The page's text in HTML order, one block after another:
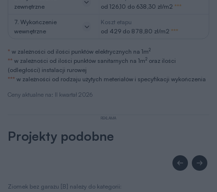
Ceny aktualne na: II kwartał 2026
zewnętrzne
od 126,10 do 638,30 zł/m2 ***
7. Wykończenie
wewnętrzne
Koszt etapu
od 429 do 878,80 zł/m2 ***
* w zależności od ilości punktów elektrycznych na 1m2
** w zależności od ilości punktów sanitarnych na 1m2 oraz ilości
(odległości) instalacji rurowej
*** w zależności od rodzaju użytych meteriałów i specyfikacji wykończenia
REKLAMA
Projekty podobne
Ziomek bez garażu [B] należy do kategorii: